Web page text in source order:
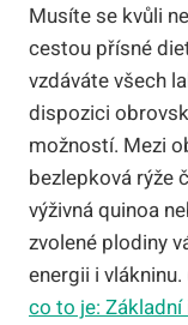
Musíte se kvůli
cestou přísné
vzdáváte všech
dispozici
možností. Mezi
bezlepková rýže
výživná quinoa
zvolené plodiny
energii i
co to je: